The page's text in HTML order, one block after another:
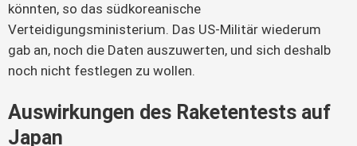
könnten, so das südkoreanische
Verteidigungsministerium. Das US-Militär wiederum
gab an, noch die Daten auszuwerten, und sich deshalb
noch nicht festlegen zu wollen.
Auswirkungen des Raketentests auf
Japan